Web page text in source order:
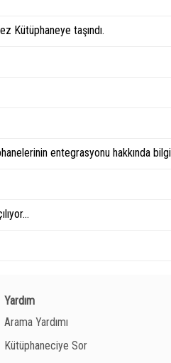
Kütüphaneye taşındı.
entegrasyonu hakkında
Yardım
Arama Yardımı
Kütüphaneciye Sor